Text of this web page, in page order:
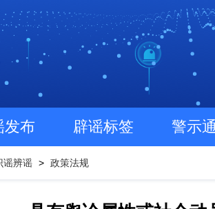
发布 辟谣标签 警示
谣辨谣 > 政策法规